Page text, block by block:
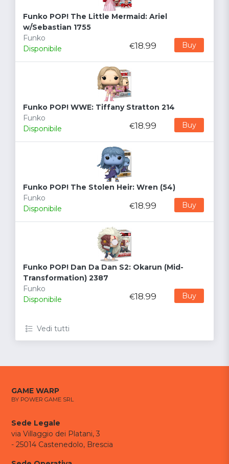
Funko POP! The Little Mermaid: Ariel
w/Sebastian 1755
Funko
Disponibile
€18.99 Buy
Funko POP! WWE: Tiffany Stratton 214
Funko
Disponibile
€18.99 Buy
Funko POP! The Stolen Heir: Wren (54)
Funko
Disponibile
€18.99 Buy
Funko POP! Dan Da Dan S2: Okarun (Mid-
Transformation) 2387
Funko
Disponibile
€18.99 Buy
Vedi tutti
GAME WARP
BY POWER GAME SRL
Sede Legale
via Villaggio dei Platani, 3
- 25014 Castenedolo, Brescia